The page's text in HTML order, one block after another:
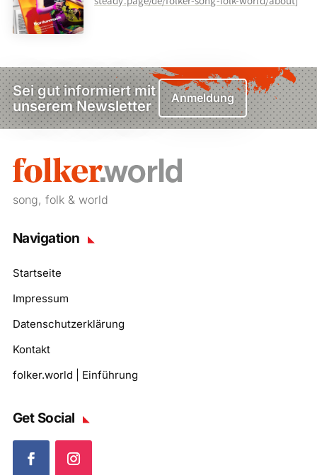
Sei gut informiert mit
unserem Newsletter
Anmeldung
song, folk & world
Navigation
Startseite
Impressum
Datenschutzerklärung
Kontakt
folker.world | Einführung
Get Social